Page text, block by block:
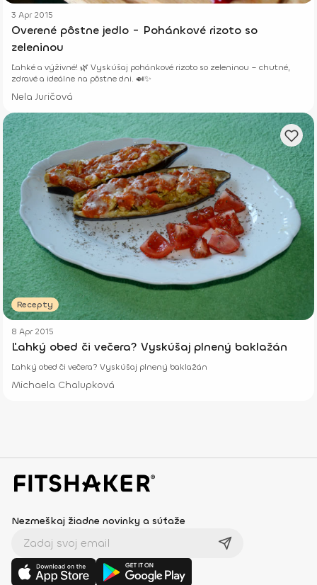
3 Apr 2015
Overené pôstne jedlo - Pohánkové rizoto so
zeleninou
Ľahké a výživné! 🌿 Vyskúšaj pohánkové rizoto so zeleninou – chutné,
zdravé a ideálne na pôstne dni. 🍛✨
Nela Juričová
Recepty
8 Apr 2015
Ľahký obed či večera? Vyskúšaj plnený baklažán
Ľahký obed či večera? Vyskúšaj plnený baklažán
Michaela Chalupková
Nezmeškaj žiadne novinky a súťaže